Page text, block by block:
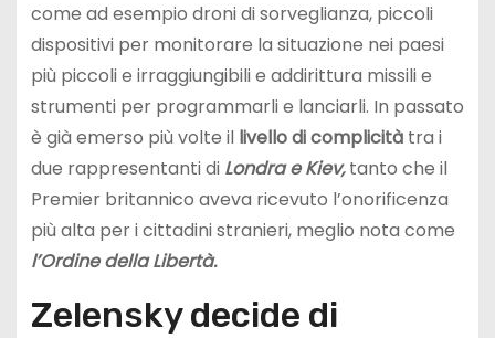
come ad esempio droni di sorveglianza, piccoli
dispositivi per monitorare la situazione nei paesi
più piccoli e irraggiungibili e addirittura missili e
strumenti per programmarli e lanciarli. In passato
è già emerso più volte il livello di complicitàtra i
due rappresentanti di Londra e Kiev, tanto che il
Premier britannico aveva ricevuto l’onorificenza
più alta per i cittadini stranieri, meglio nota come
l’Ordine della Libertà.
Zelensky decide di